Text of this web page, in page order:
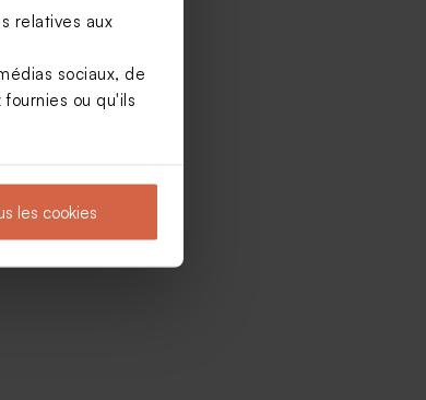
relatives aux
sociaux, de
ou qu'ils
les cookies